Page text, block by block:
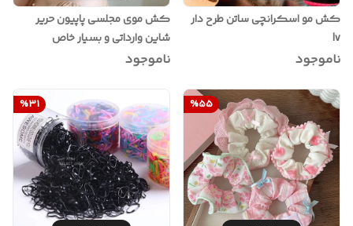
کش مو اسکرانچی ساتن طرح دار
lv
ناموجود
کش موی مجلسی پاپیون حریر
شاین وارداتی و بسیار خاص
ناموجود
%55
%31